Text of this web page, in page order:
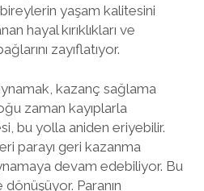
yaşam kalitesini
hayal kırıklıkları ve
zayıflatıyor.
kazanç sağlama
zaman kayıplarla
bu yolla aniden eriyebilir.
parayı geri kazanma
devam edebiliyor. Bu
dönüşüyor. Paranın